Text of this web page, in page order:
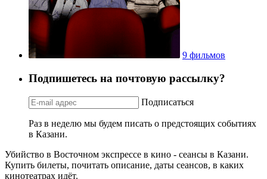
9 фильмов
Подпишетесь на почтовую рассылку?
Подписаться
Раз в неделю мы будем писать о предстоящих событиях
в Казани.
Убийство в Восточном экспрессе в кино - сеансы в Казани.
Купить билеты, почитать описание, даты сеансов, в каких
кинотеатрах идёт.